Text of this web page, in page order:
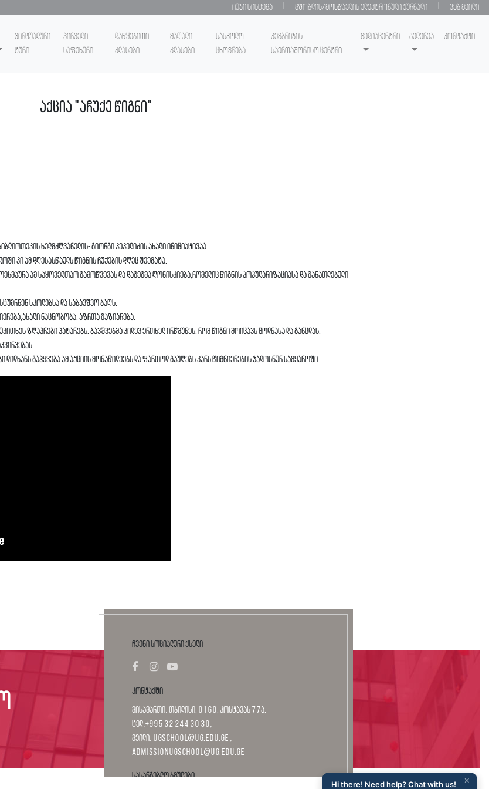
იუჯი სისტემა მშობლის/მოსწავლის ელექტრონული ჟურნალი ვებ მეილი
ვირტუალური
ტური
პირველი
საფეხური
დაწყებითი
კლასები
მაღალი
კლასები
სასკოლო
ცხოვრება
კემბრიჯის
საერთაშორისო ცენტრი
მედიაცენტრი გელერეა კონტაქტი
აქცია "აჩუქე წიგნი"
ხელმძღვანელის- გიორგი კეკელიძის ახალი ინიციატივაა.
კი ამ დღესასწაულს წიგნის ჩუქების დღეც შეემატა.
ამ საყოველთაო გამოწვევას და დაგეგმა ღონისძიება,რომელიც წიგნის პოპულარიზაციასა და განათლებული
სკოლებსა და საბავშვო ბაღს.
ნაცნობობა, აზრთა გაზიარება.
ზღაპრები პატარებს. ბავშვებმა კიდევ ერთხელ ირწმუნეს, რომ წიგნი მოიცავს ცოდნასა და განცდას,
გაჰყვება ამ აქციის მონაწილეებს და ფართოდ გაუღებს კარს წიგნიერების ჯადოსნურ სამყაროში.
ჩვენი სოციალური ქსელი
კონტაქტი
მისამართი: თბილისი, 0160, კოსტავას 77ა.
ტელ:+995 32 244 30 30;
მეილი: ugschool@ug.edu.ge ;
admissionugschool@ug.edu.ge
სასარგებლო ბმულები ×
Hi there! Need help? Chat with us!